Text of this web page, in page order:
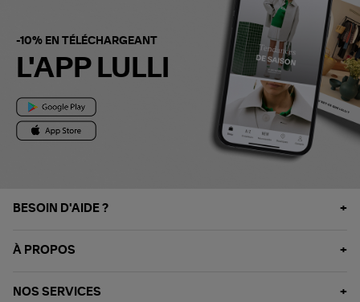
-10% EN TÉLÉCHARGEANT
L'APP LULLI
BESOIN D'AIDE ?
À PROPOS
NOS SERVICES